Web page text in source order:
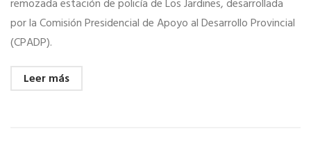
remozada estación de policía de Los Jardines, desarrollada
por la Comisión Presidencial de Apoyo al Desarrollo Provincial
(CPADP).
Leer más